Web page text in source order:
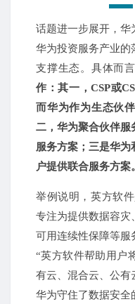
话题进一步展开，华
华为投资服务产业的
支撑生态。 具体而言
作：其一，CSP或
而华为作为生态伙
二，华为聚合伙伴服
服务方案； 三是华为
户提供联合服务方案。
举例说明，英方软
专注为提供数据容灾
可用连续性保障等服
“英方软件帮助用户
有云、混合云、公有
华为守住了数据安全